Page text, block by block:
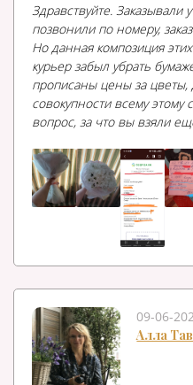
Здравствуйте. Заказывали
позвонили по номеру,
Но данная композиция
курьер забыл убрать
прописаны цены за цветы,
совокупности всему этому
вопрос, за что вы взяли
09-06-
Алла